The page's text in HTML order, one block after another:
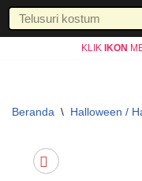
Lompat
KLIK IKON
Beranda \ Halloween /
JAM
Senin-Jumat :
Sabtu :